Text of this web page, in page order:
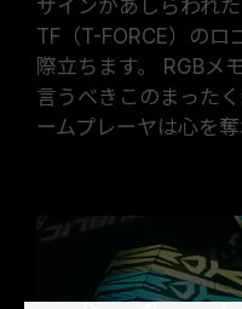
ザインがあしらわれ
TF（T-FORCE）のロ
際立ちます。 RGBメ
言うべきこのまった
ームプレーヤは心を奪